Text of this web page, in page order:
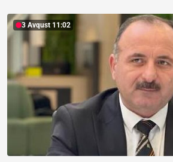
3 Avqust 11:02